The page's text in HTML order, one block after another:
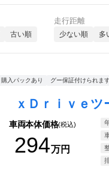
古い順
走行距離
少ない順 多
購入パックあり グー保証付けられま
車両本体価格(税込)
294万円